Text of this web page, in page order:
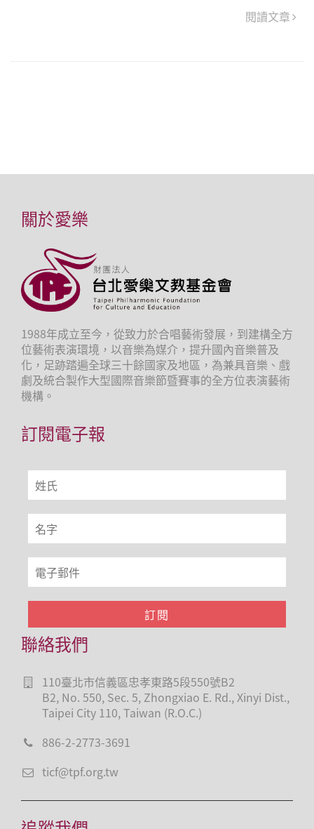
閱讀文章
關於愛樂
1988年成立至今，從致力於合唱藝術發展，到建構全方
位藝術表演環境，以音樂為媒介，提升國內音樂普及
化，足跡踏遍全球三十餘國家及地區，為兼具音樂、戲
劇及統合製作大型國際音樂節暨賽事的全方位表演藝術
機構。
訂閱電子報
聯絡我們
110臺北市信義區忠孝東路5段550號B2
B2, No. 550, Sec. 5, Zhongxiao E. Rd., Xinyi Dist.,
Taipei City 110, Taiwan (R.O.C.)
886-2-2773-3691
ticf@tpf.org.tw